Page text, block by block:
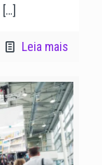
[…]
Leia mais